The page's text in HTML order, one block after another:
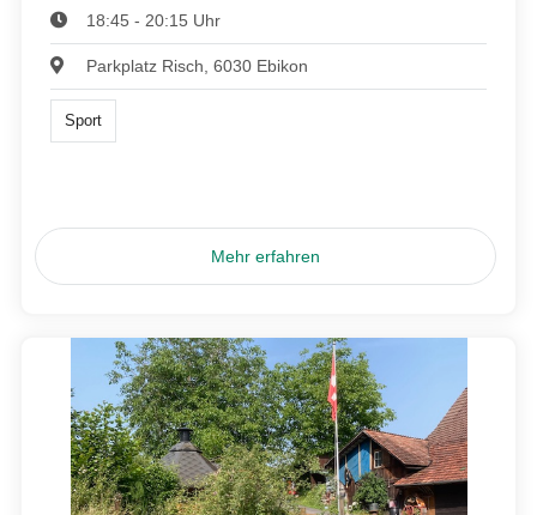
18:45 - 20:15 Uhr
Parkplatz Risch, 6030 Ebikon
Sport
Mehr erfahren